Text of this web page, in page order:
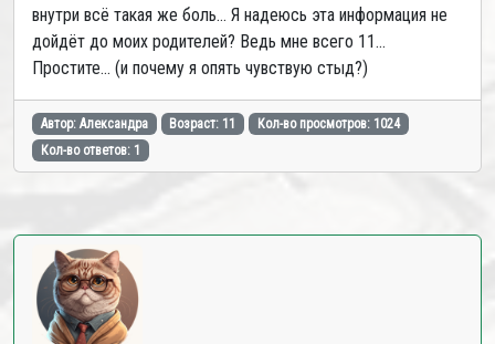
внутри всё такая же боль... Я надеюсь эта информация не
дойдёт до моих родителей? Ведь мне всего 11...
Простите... (и почему я опять чувствую стыд?)
Автор: Александра Возраст: 11
Кол-во просмотров: 1024
Кол-во ответов: 1